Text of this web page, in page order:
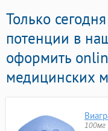
Только
потенции в
оформить
медицинских
100мг